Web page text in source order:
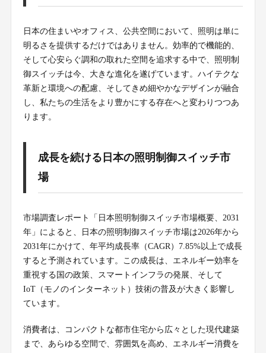
日本の住まいやオフィス、公共空間において、照明は単に
明るさを提供するだけではありません。効率的で機能的、
そして心安らぐ調和の取れた空間を追求する中で、照明制
御スイッチは今、大きな進化を遂げています。ハイテクな
革新と環境への配慮、そしてきめ細やかなデザインが融合
し、私たちの生活をより豊かにする存在へと変わりつつあ
ります。
成長を続ける日本の照明制御スイッチ市
場
市場調査レポート「日本照明制御スイッチ市場概要、2031
年」によると、日本の照明制御スイッチ市場は2026年から
2031年にかけて、年平均成長率（CAGR）7.85%以上で成長
すると予測されています。この成長は、エネルギー効率を
重視する国の政策、スマートインフラの発展、そして
IoT（モノのインターネット）技術の普及が大きく影響し
ています。
消費者は、コンパクトな都市住宅から広々とした現代建築
まで、あらゆる空間で、雰囲気を高め、エネルギー消費を